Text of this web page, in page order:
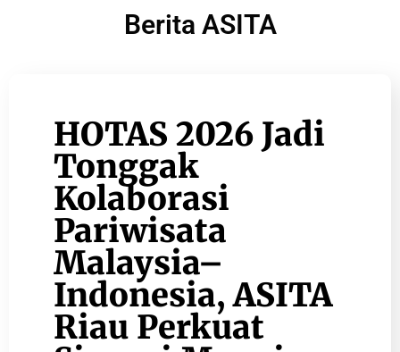
Berita ASITA
HOTAS 2026 Jadi
Tonggak
Kolaborasi
Pariwisata
Malaysia–
Indonesia, ASITA
Riau Perkuat